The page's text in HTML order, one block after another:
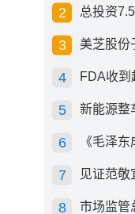
总投资7.5
美芝股份子公
FDA收到超4.8
新能源整车生
《毛泽
见证范敬
市场监管